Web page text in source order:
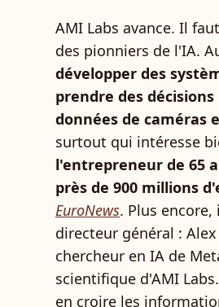
AMI Labs avance. Il
des pionniers de l'IA.
développer des
prendre des
données de caméras
surtout qui intéresse
l'entrepreneur de 65
près de 900 millions
EuroNews. Plus
directeur général :
chercheur en IA de
scientifique d'AMI
en croire les